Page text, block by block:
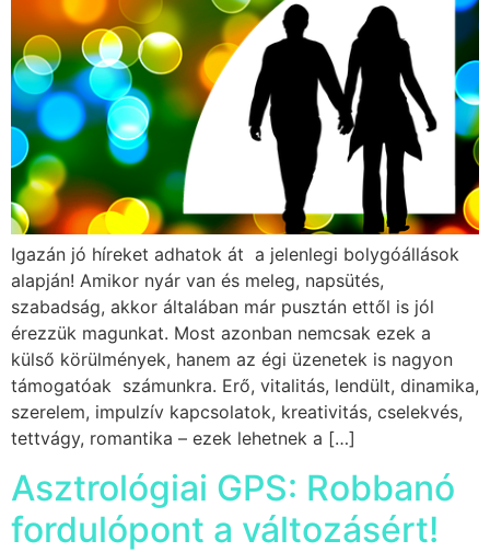
Igazán jó híreket adhatok át a jelenlegi bolygóállások
alapján! Amikor nyár van és meleg, napsütés,
szabadság, akkor általában már pusztán ettől is jól
érezzük magunkat. Most azonban nemcsak ezek a
külső körülmények, hanem az égi üzenetek is nagyon
támogatóak számunkra. Erő, vitalitás, lendült, dinamika,
szerelem, impulzív kapcsolatok, kreativitás, cselekvés,
tettvágy, romantika – ezek lehetnek a […]
Asztrológiai GPS: Robbanó
fordulópont a változásért!